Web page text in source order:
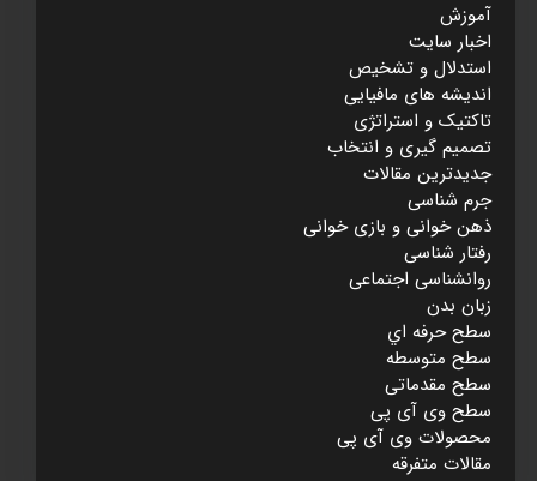
آموزش
اخبار سایت
استدلال و تشخيص
انديشه های مافيايی
تاکتيک و استراتژی
تصميم گيری و انتخاب
جديدترين مقالات
جرم شناسی
ذهن خوانی و بازی خوانی
رفتار شناسی
روانشناسی اجتماعی
زبان بدن
سطح حرفه اي
سطح متوسطه
سطح مقدماتی
سطح وی آی پی
محصولات وی آی پی
مقالات متفرقه